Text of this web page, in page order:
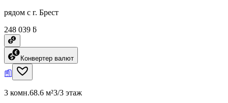
рядом с г. Брест
248 039 ƃ
Конвертер валют
3 комн.68.6 м²3/3 этаж